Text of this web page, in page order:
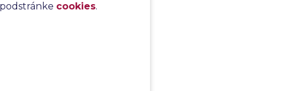
cookies.